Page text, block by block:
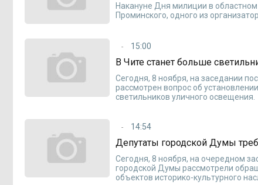
Накануне Дня милиции в
Проминского, одного из
15:00
В Чите станет больше
Сегодня, 8 ноября, на заседании
рассмотрен вопрос об
светильников уличного освещения.
14:54
Депутаты городской Думы
Сегодня, 8 ноября, на очередном
городской Думы рассмотрели
объектов историко-культурного